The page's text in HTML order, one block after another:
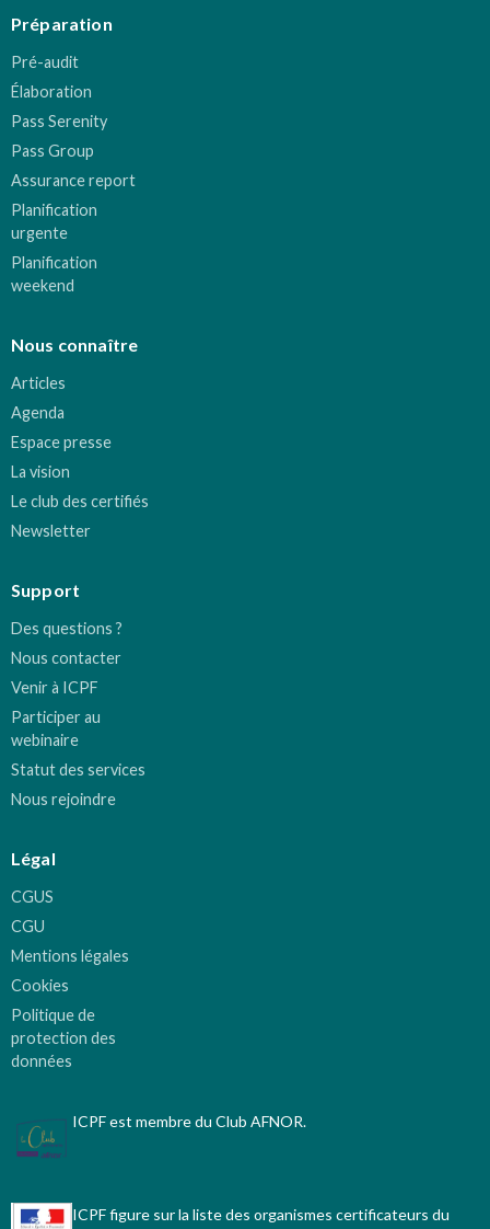
Préparation
Pré-audit
Élaboration
Pass Serenity
Pass Group
Assurance report
Planification
urgente
Planification
weekend
Nous connaître
Articles
Agenda
Espace presse
La vision
Le club des certifiés
Newsletter
Support
Des questions ?
Nous contacter
Venir à ICPF
Participer au
webinaire
Statut des services
Nous rejoindre
Légal
CGUS
CGU
Mentions légales
Cookies
Politique de
protection des
données
ICPF est membre du Club AFNOR.
ICPF figure sur la liste des organismes certificateurs du